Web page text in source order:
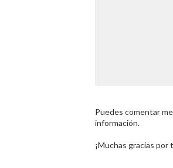
Puedes comentar
información.
¡Muchas gracias por